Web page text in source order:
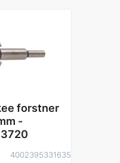
forstner
-
4002395331635